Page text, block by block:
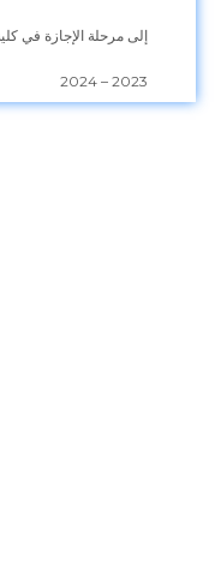
إلى مرحلة الإجازة في
2023 – 2024